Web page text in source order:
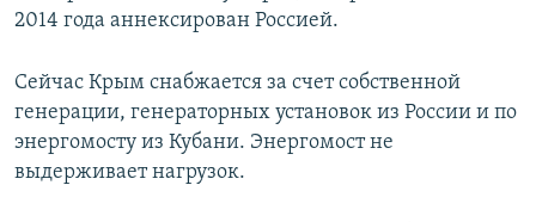
2014 года аннексирован Россией.
Сейчас Крым снабжается за счет собственной
генерации, генераторных установок из России и по
энергомосту из Кубани. Энергомост не
выдерживает нагрузок.